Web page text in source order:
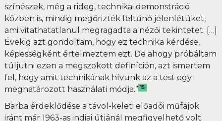
színészek, még a rideg, technikai demonstráció
közben is, mindig megőrizték feltűnő jelenlétüket,
ami vitathatatlanul megragadta a nézői tekintetet. […]
Évekig azt gondoltam, hogy ez technika kérdése,
képességként értelmeztem ezt. De ahogy próbáltam
túljutni ezen a megszokott definíción, azt ismertem
fel, hogy amit technikának hívunk az a test egy
meghatározott használati módja.” 15
Barba érdeklődése a távol-keleti előadói műfajok
iránt már 1963-as indiai útjánál megfigyelhető volt.